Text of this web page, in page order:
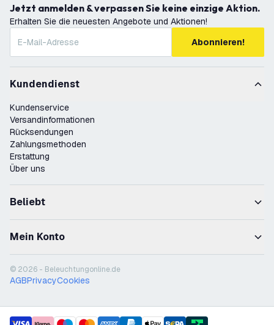
Jetzt anmelden & verpassen Sie keine einzige Aktion.
Erhalten Sie die neuesten Angebote und Aktionen!
Abonnieren!
Kundendienst
Kundenservice
Versandinformationen
Rücksendungen
Zahlungsmethoden
Erstattung
Über uns
Beliebt
Mein Konto
© 2026 - Beleuchtungonline.de
AGBPrivacyCookies